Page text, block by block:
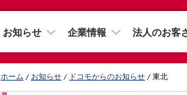
お知らせ 企業情報 法人のお客
ホーム お知らせ ドコモからのお知らせ 東北